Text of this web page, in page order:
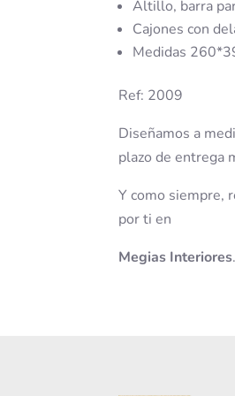
Altillo, barra
Cajones con
Medidas
Ref: 2009
Diseñamos a
plazo de entrega
Y como siempre,
por ti en
Megias Interiores.